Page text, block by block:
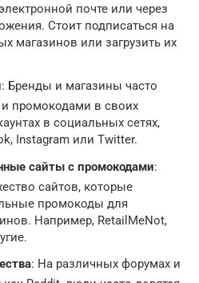
почте или через
Стоит подписаться на
магазинов или загрузить их
: Бренды и магазины часто
промокодами в своих
в социальных сетях,
Instagram или Twitter.
сайты с промокодами:
сайтов, которые
промокоды для
Например, RetailMeNot,
: На различных форумах и